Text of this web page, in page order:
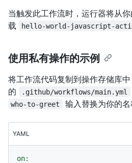
当触发此工作流时，运行器将从
载
hello-world-javascript-
使用私有操作的示例
将工作流代码复制到操作存储库中
的
.github/workflows/main.yml
who-to-greet 输入替换为你的名
YAML
on: